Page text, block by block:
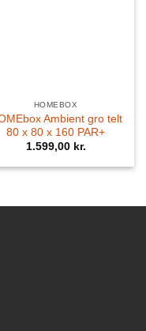
HOMEBOX
Ambient gro telt
80 x 80 x 160 PAR+
1.599,00 kr.